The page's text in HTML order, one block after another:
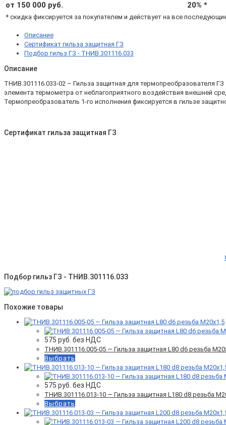
от 150 000 руб.
20% *
* скидка фиксируется за покупателем и действует на все
Описание
Сертификат гильза защитная ГЗ
Подбор гильз ГЗ - ТНИВ.301116.033
Описание
ТНИВ.301116.033-02 – Гильза защитная для термопреобразователя
элемента термометра от неблагоприятного воздействия внешней
Термопреобразователь 1-го исполнения фиксируется в гильзе
Сертификат гильза защитная ГЗ
Подбор гильз ГЗ - ТНИВ.301116.033
Похожие товары
575 руб. без НДС
ТНИВ.301116.005-05 — Гильза защитная L80 d6 резьба
Выбрать
575 руб. без НДС
ТНИВ.301116.013-10 — Гильза защитная L180 d8 резьба
Выбрать